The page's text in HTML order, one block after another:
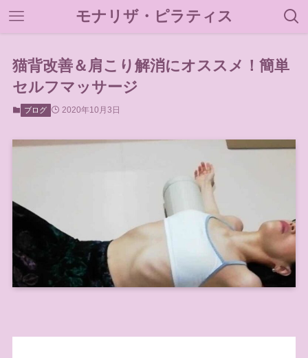
モナリザ・ピラティス
猫背改善＆肩こり解消にオススメ！簡単
セルフマッサージ
ブログ 2020年10月3日